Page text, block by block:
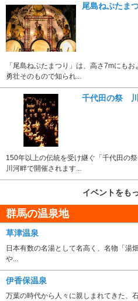
尾島ねぷたま
「尾島ねぷたまつり」は、高さ7mにも
勇壮そのもので知られ...
千代田の祭
150年以上の伝統を受け継ぐ「千代田の
川河畔で開催されます...
イベントをも
群馬の温泉地
草津温泉
日本有数の名湯として名高く、名物「湯
や...
伊香保温泉
万葉の時代から人々に親しまれてきた、